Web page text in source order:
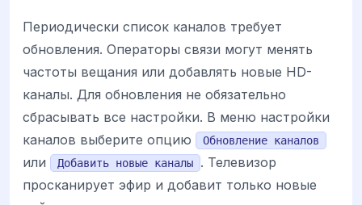
Периодически список каналов требует
обновления. Операторы связи могут менять
частоты вещания или добавлять новые HD-
каналы. Для обновления не обязательно
сбрасывать все настройки. В меню настройки
каналов выберите опцию
Обновление каналов
или Добавить новые каналы
. Телевизор
просканирует эфир и добавит только новые